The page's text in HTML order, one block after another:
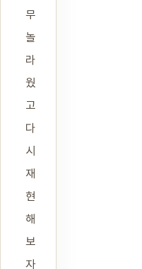
무
놀
라
웠
고
다
시
재
현
해
보
자